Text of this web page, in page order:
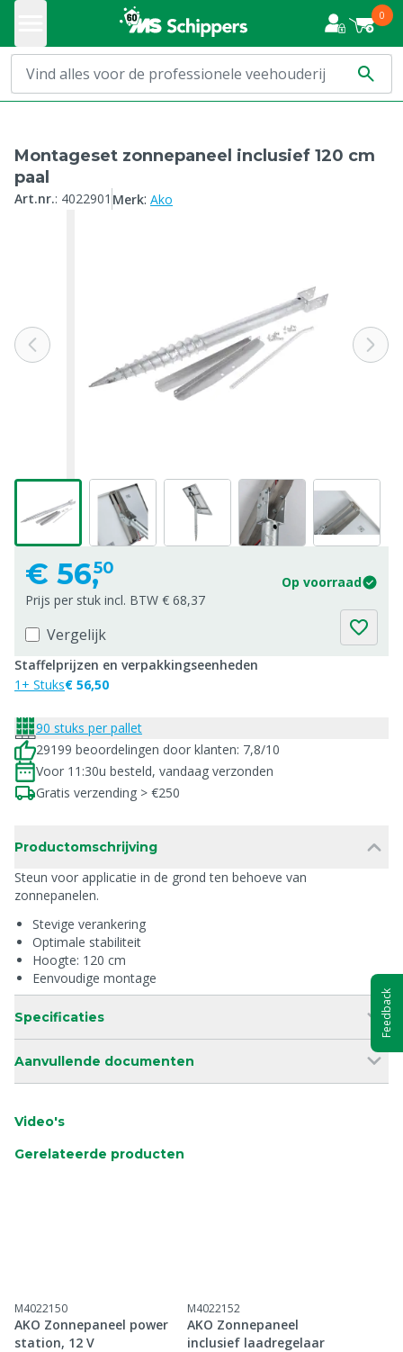
0
Montageset zonnepaneel inclusief 120 cm
paal
Art.nr.: 4022901 Merk: Ako
€ 56,50
Op voorraad
Prijs per stuk incl. BTW € 68,37
Vergelijk
Staffelprijzen en verpakkingseenheden
1+ Stuks€ 56,50
90 stuks per pallet
29199 beoordelingen door klanten: 7,8/10
Voor 11:30u besteld, vandaag verzonden
Gratis verzending > €250
Productomschrijving
Steun voor applicatie in de grond ten behoeve van
zonnepanelen.
Stevige verankering
Optimale stabiliteit
Hoogte: 120 cm
Eenvoudige montage
Specificaties
Aanvullende documenten
Video's
Gerelateerde producten
M4022150
AKO Zonnepaneel power
station, 12 V
M4022152
AKO Zonnepaneel
inclusief laadregelaar
Feedback